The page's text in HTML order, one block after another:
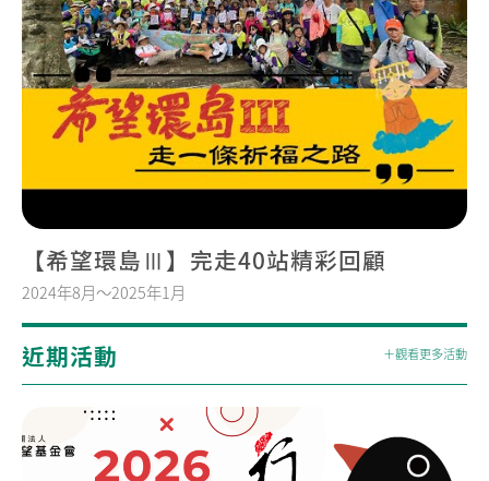
【希望環島Ⅲ】完走40站精彩回顧
2024年8月～2025年1月
近期活動 ＋觀看更多活動